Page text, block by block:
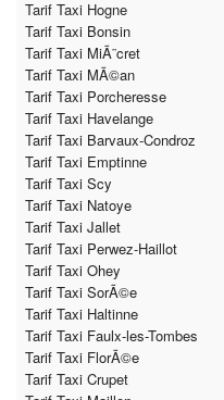
Tarif Taxi Hogne
Tarif Taxi Bonsin
Tarif Taxi MiÃ¨cret
Tarif Taxi MÃ©an
Tarif Taxi Porcheresse
Tarif Taxi Havelange
Tarif Taxi Barvaux-Condroz
Tarif Taxi Emptinne
Tarif Taxi Scy
Tarif Taxi Natoye
Tarif Taxi Jallet
Tarif Taxi Perwez-Haillot
Tarif Taxi Ohey
Tarif Taxi SorÃ©e
Tarif Taxi Haltinne
Tarif Taxi Faulx-les-Tombes
Tarif Taxi FlorÃ©e
Tarif Taxi Crupet